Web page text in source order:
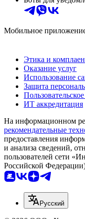
Мобильное
Этика и
Оказание услуг
Использование
Защита
ИТ аккредитация
На информационном
рекомендательные
предоставления
и анализа сведений,
пользователей сети
Российской
Русский